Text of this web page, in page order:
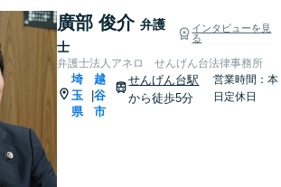
廣部 俊介 弁護
士
インタビューを見
る
弁護士法人アネロ せんげん台法律事務所
埼
玉
県
|
越
谷
市
せんげん台駅
から徒歩5分
営業時間：本
日定休日